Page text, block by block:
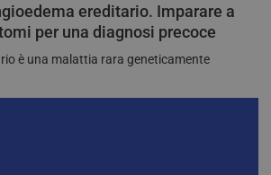
ereditario. Imparare a
per una diagnosi precoce
è una malattia rara geneticamente